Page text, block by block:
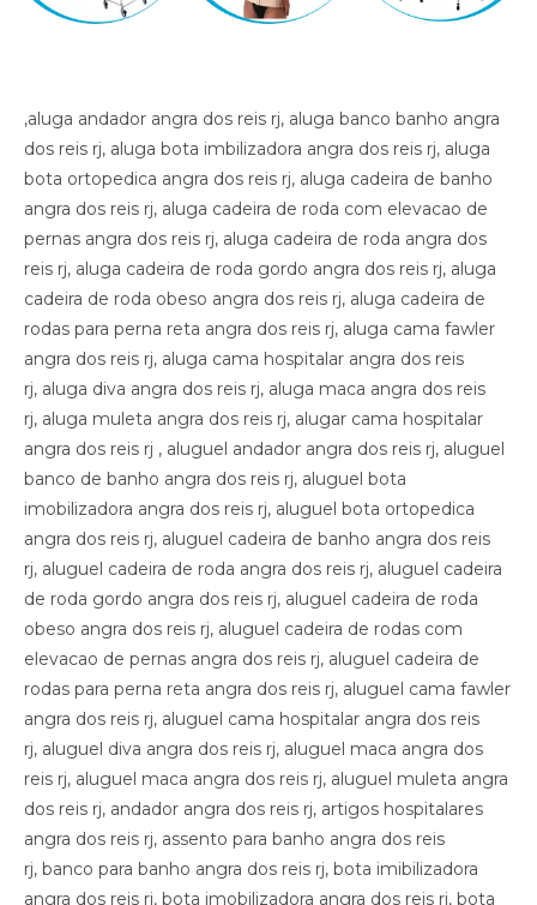
,aluga andador angra dos reis rj, aluga banco banho angra dos reis rj, aluga bota imbilizadora angra dos reis rj, aluga bota ortopedica angra dos reis rj, aluga cadeira de banho angra dos reis rj, aluga cadeira de roda com elevacao de pernas angra dos reis rj, aluga cadeira de roda angra dos reis rj, aluga cadeira de roda gordo angra dos reis rj, aluga cadeira de roda obeso angra dos reis rj, aluga cadeira de rodas para perna reta angra dos reis rj, aluga cama fawler angra dos reis rj, aluga cama hospitalar angra dos reis rj, aluga diva angra dos reis rj, aluga maca angra dos reis rj, aluga muleta angra dos reis rj, alugar cama hospitalar angra dos reis rj , aluguel andador angra dos reis rj, aluguel banco de banho angra dos reis rj, aluguel bota imobilizadora angra dos reis rj, aluguel bota ortopedica angra dos reis rj, aluguel cadeira de banho angra dos reis rj, aluguel cadeira de roda angra dos reis rj, aluguel cadeira de roda gordo angra dos reis rj, aluguel cadeira de roda obeso angra dos reis rj, aluguel cadeira de rodas com elevacao de pernas angra dos reis rj, aluguel cadeira de rodas para perna reta angra dos reis rj, aluguel cama fawler angra dos reis rj, aluguel cama hospitalar angra dos reis rj, aluguel diva angra dos reis rj, aluguel maca angra dos reis rj, aluguel maca angra dos reis rj, aluguel muleta angra dos reis rj, andador angra dos reis rj, artigos hospitalares angra dos reis rj, assento para banho angra dos reis rj, banco para banho angra dos reis rj, bota imibilizadora angra dos reis rj, bota imobilizadora angra dos reis rj, bota ortopedica barata angra dos reis rj, bota ortopedica angra dos reis rj, cadeira de higiene angra dos reis rj, cadeira de banho angra dos reis rj, cadeira de higiene angra dos reis rj, cadeira de necessidades angra dos reis rj, cadeira de roda gordo angra dos reis rj, cadeira de roda obeso angra dos reis rj, cadeira de rodas aluguel angra dos reis rj, cadeira de rodas elevacao de pernas angra dos reis rj, cadeira de rodas higienica angra dos reis rj, cadeira de rodas para banho preco angra dos reis rj, cadeira de rodas para gordo angra dos reis rj, cadeira higienica dobravel angra dos reis rj, cadeira higienica preco angra dos reis rj, cadeira para banho preco angra dos reis rj, cadeira para vaso angra dos reis rj, cadeiras de rodas angra dos reis rj, calha afo ortopedica pe caido angra dos reis rj, calha afo ortopedica pe caido angra dos reis rj, calha afo ortopedica pe caido angra dos reis rj, cama fawler angra dos reis rj, cama hospitalar automatica angra dos reis rj, cama hospitalar angra dos reis rj, cama hospitalar manual angra dos reis rj, cedeira de rodas angra dos reis rj, cilindro de oxigenio medicinal angra dos reis rj, clinica ortopedica angra dos reis rj, clinica so trauma angra dos reis rj, colar cervical angra dos reis rj, diva angra dos reis rj, equipamentos medicos angra dos reis rj, fisioterapia angra dos reis rj, hospital angra dos reis rj, hospital so trauma angra dos reis rj, imobilizador articulado cotovelo angra dos reis rj, imobilizador articulado joelho angra dos reis rj, imobilizador articulado joelho angra dos reis rj, imobilizador articulado angra dos reis rj, joelheira angra dos reis rj, joelheira ortopedica brace angra dos reis rj, joelheira ortopedica brace angra dos reis rj angra dos reis rj, joelheira ortopedica angra dos reis rj, joelheira ortopedica angra dos reis rj, joelheira ortopedica angra dos reis rj, joelheira ortopedica angra dos reis rj, joelheira ortopedica angra dos reis rj, locacao andador angra dos reis rj, locacao banco de banho angra dos reis rj, locacao bota imobilizadora angra dos reis rj, locacao bota ortopedica angra dos reis rj, locacao cadeira de banho angra dos reis rj, locacao cadeira de roda angra dos reis rj, locacao cadeira de roda gordo angra dos reis rj, locacao cadeira de roda obeso angra dos reis rj, locacao cadeira de rodas elevalcao de pernas angra dos reis rj, locacao cama fawler angra dos reis rj, locacao cama hospitalar angra dos reis rj, locacao de cadeira de rodas angra dos reis rj, locacao de cadeira de rodas para perna reta angra dos reis rj, locacao diva angra dos reis rj, locacao maca angra dos reis rj, locacao maca angra dos reis rj, locacao muleta angra dos reis rj, locadora andador angra dos reis rj, locadora banco de banho angra dos reis rj, locadora bota imobilizadora angra dos reis rj, locadora bota ortopedica angra dos reis rj, locadora cadeira de banho angra dos reis rj, locadora cadeira de roda angra dos reis rj, locadora cadeira de roda gordo angra dos reis rj, locadora cadeira de roda obeso angra dos reis rj, locadora cadeira de rodas elevecao de pernas, locadora cadeira de rodas para perna reta angra dos reis rj, locadora cama fawler angra dos reis rj, locadora cama hospitalar angra dos reis rj, locadora diva angra dos reis rj, locadora maca angra dos reis rj, locadora maca angra dos reis rj, locadora muleta angra dos reis rj, loja bota ortopedica angra dos reis rj, loja cadeira de banho angra dos reis rj, loja cadeira de roda angra dos reis rj, loja cama hospitalar angra dos reis rj, loja muleta angra dos reis rj, loja produtos medicos angra dos reis rj, loja produtos hospitalar angra dos reis rj, loja produtos hospitalares angra dos reis rj, loja produtos medicos angra dos reis rj, loja produtos ortopedicos angra dos reis rj, loja vende andador angra dos reis rj, loja vende bota ortopedica angra dos reis rj, loja vende cadeira de rodas perna reta angra dos reis rj, loja vende cama fawler angra dos reis rj, loja vende muleta angra dos reis rj, loja vende tipoia angra dos reis rj, maca angra dos reis rj, material cirurgico angra dos reis rj, medico ortopedista angra dos reis rj, muleta barata angra dos reis rj, muleta angra dos reis rj, muleta usada angra dos reis rj, muletas angra dos reis rj, munhequeira angra dos reis rj, ortese articulada cotovelo angra dos reis rj, ortese articulada cotovelo angra dos reis rj, ortese articulado cotovelo angra dos reis rj, ortese notuna facite plantar angra dos reis rj, ortese noturna facite plantar angra dos reis rj, ortese noturna facite plantar angra dos reis rj, ortopedia angra dos reis rj, poltrona hospitalar preco angra dos reis rj, poltrona reclinavel hospitalar angra dos reis rj, preco cadeira de banho angra dos reis rj, preco cama hospitalar angra dos reis rj, produtos hospitalares angra dos reis rj, produtos medicos angra dos reis rj, reabilitacao angra dos reis rj, sutia cirurgia angra dos reis rj, sutia ortopedico angra dos reis rj, sutia ortopedico angra dos reis rj, sutia pos operatorio angra dos reis rj, sutia pos operatorio angra dos reis rj, tala angra dos reis rj, talas angra dos reis rj, tipoia angra dos reis rj, venda muleta angra dos reis rj, vende cadeira de banho angra dos reis rj, vende maca angra dos reis rj, vende muleta angra dos reis rj, vende produtos hospitalares angra dos reis rj, vende produtos medicos angra dos reis rj, ,aluga andador angra dos reis rj, aluga banco banho angra dos reis rj, aluga bota imbilizadora angra dos reis rj, aluga bota ortopedica angra dos reis rj, aluga cadeira de banho angra dos reis rj, aluga cadeira de roda com elevacao de pernas angra dos reis rj, aluga cadeira de roda angra dos reis rj, aluga cadeira de roda gordo angra dos reis rj, aluga cadeira de roda obeso angra dos reis rj, aluga cadeira de rodas para perna reta angra dos reis rj, aluga cama fawler angra dos reis rj, aluga cama hospitalar angra dos reis rj, aluga diva angra dos reis rj, aluga maca angra dos reis rj, aluga muleta angra dos reis rj, alugar cama hospitalar angra dos reis rj , aluguel andador angra dos reis rj, aluguel banco de banho angra dos reis rj, aluguel bota imobilizadora angra dos reis rj, aluguel bota ortopedica angra dos reis rj, aluguel cadeira de banho angra dos reis rj, aluguel cadeira de roda angra dos reis rj, aluguel cadeira de roda gordo angra dos reis rj, aluguel cadeira de roda obeso angra dos reis rj, aluguel cadeira de rodas com elevacao de pernas angra dos reis rj, aluguel cadeira de rodas para perna reta angra dos reis rj, aluguel cama fawler angra dos reis rj, aluguel cama hospitalar angra dos reis rj, aluguel diva angra dos reis rj, aluguel maca angra dos reis rj, aluguel maca angra dos reis rj, aluguel muleta angra dos reis rj, andador angra dos reis rj, artigos hospitalares angra dos reis rj, assento para banho angra dos reis rj, banco para banho angra dos reis rj, bota imibilizadora angra dos reis rj, bota imobilizadora angra dos reis rj, bota ortopedica barata angra dos reis rj, bota ortopedica angra dos reis rj, cadeira de higiene angra dos reis rj, cadeira de banho angra dos reis rj, cadeira de higiene angra dos reis rj, cadeira de necessidades angra dos reis rj, cadeira de roda gordo angra dos reis rj, cadeira de roda obeso angra dos reis rj, cadeira de rodas aluguel angra dos reis rj, cadeira de rodas elevacao de pernas angra dos reis rj, cadeira de rodas higienica angra dos reis rj, cadeira de rodas para banho preco angra dos reis rj, cadeira de rodas para gordo angra dos reis rj, cadeira higienica dobravel angra dos reis rj, cadeira higienica preco angra dos reis rj, cadeira para banho preco angra dos reis rj, cadeira para vaso angra dos reis rj, cadeiras de rodas angra dos reis rj, calha afo ortopedica pe caido angra dos reis rj, calha afo ortopedica pe caido angra dos reis rj, calha afo ortopedica pe caido angra dos reis rj, cama fawler angra dos reis rj, cama hospitalar automatica angra dos reis rj, cama hospitalar angra dos reis rj, cama hospitalar manual angra dos reis rj, cedeira de rodas angra dos reis rj, cilindro de oxigenio medicinal angra dos reis rj, clinica ortopedica angra dos reis rj, clinica so trauma angra dos reis rj, colar cervical angra dos reis rj, diva angra dos reis rj, equipamentos medicos angra dos reis rj, fisioterapia angra dos reis rj, hospital angra dos reis rj, hospital so trauma angra dos reis rj, imobilizador articulado cotovelo angra dos reis